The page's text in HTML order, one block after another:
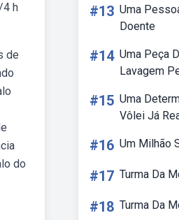
4 h
de
do
#13 Uma
Doente
#14 Uma Peça
Lavagem
#15 Uma
Vôlei Já
#16 Um Milhão
#17 Turma Da
#18 Turma Da